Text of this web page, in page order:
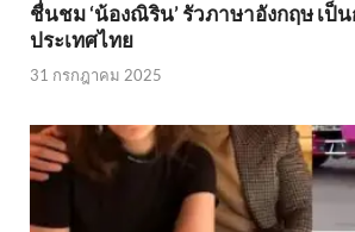
ชื่นชม ‘น้องณิริน’ รัวภาษาอังกฤษ เป็น
ประเทศไทย
31 กรกฎาคม 2025